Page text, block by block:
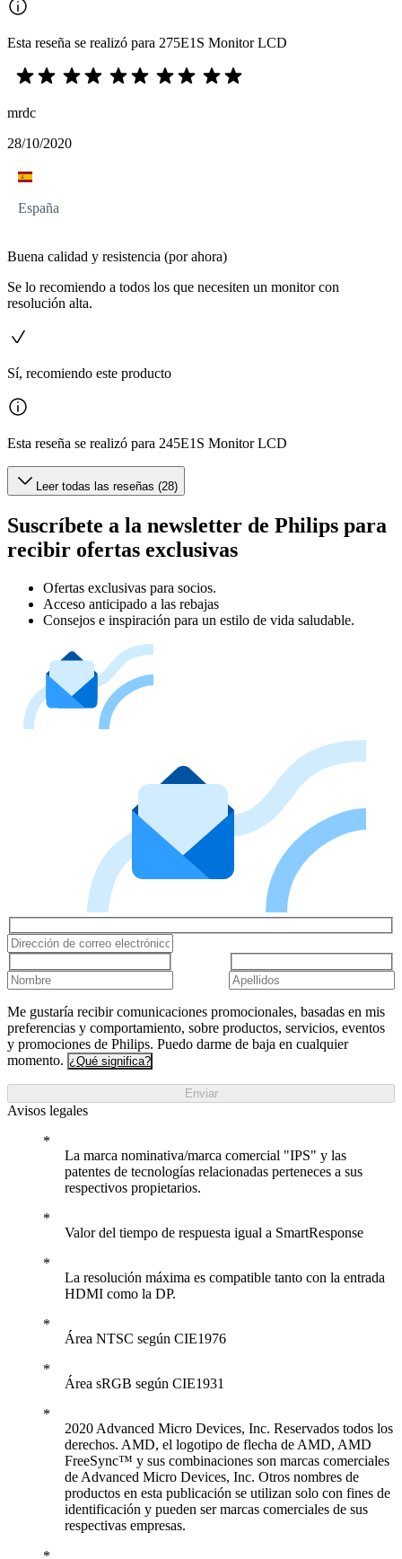
Esta reseña se realizó para 275E1S Monitor LCD
mrdc
28/10/2020
España
Buena calidad y resistencia (por ahora)
Se lo recomiendo a todos los que necesiten un monitor con
resolución alta.
Sí, recomiendo este producto
Esta reseña se realizó para 245E1S Monitor LCD
Leer todas las reseñas (28)
Suscríbete a la newsletter de Philips para
recibir ofertas exclusivas
Ofertas exclusivas para socios.
Acceso anticipado a las rebajas
Consejos e inspiración para un estilo de vida saludable.
Me gustaría recibir comunicaciones promocionales, basadas en mis
preferencias y comportamiento, sobre productos, servicios, eventos
y promociones de Philips. Puedo darme de baja en cualquier
momento. ¿Qué significa?
Enviar
Avisos legales
La marca nominativa/marca comercial "IPS" y las
patentes de tecnologías relacionadas perteneces a sus
respectivos propietarios.
Valor del tiempo de respuesta igual a SmartResponse
La resolución máxima es compatible tanto con la entrada
HDMI como la DP.
Área NTSC según CIE1976
Área sRGB según CIE1931
2020 Advanced Micro Devices, Inc. Reservados todos los
derechos. AMD, el logotipo de flecha de AMD, AMD
FreeSync™ y sus combinaciones son marcas comerciales
de Advanced Micro Devices, Inc. Otros nombres de
productos en esta publicación se utilizan solo con fines de
identificación y pueden ser marcas comerciales de sus
respectivas empresas.